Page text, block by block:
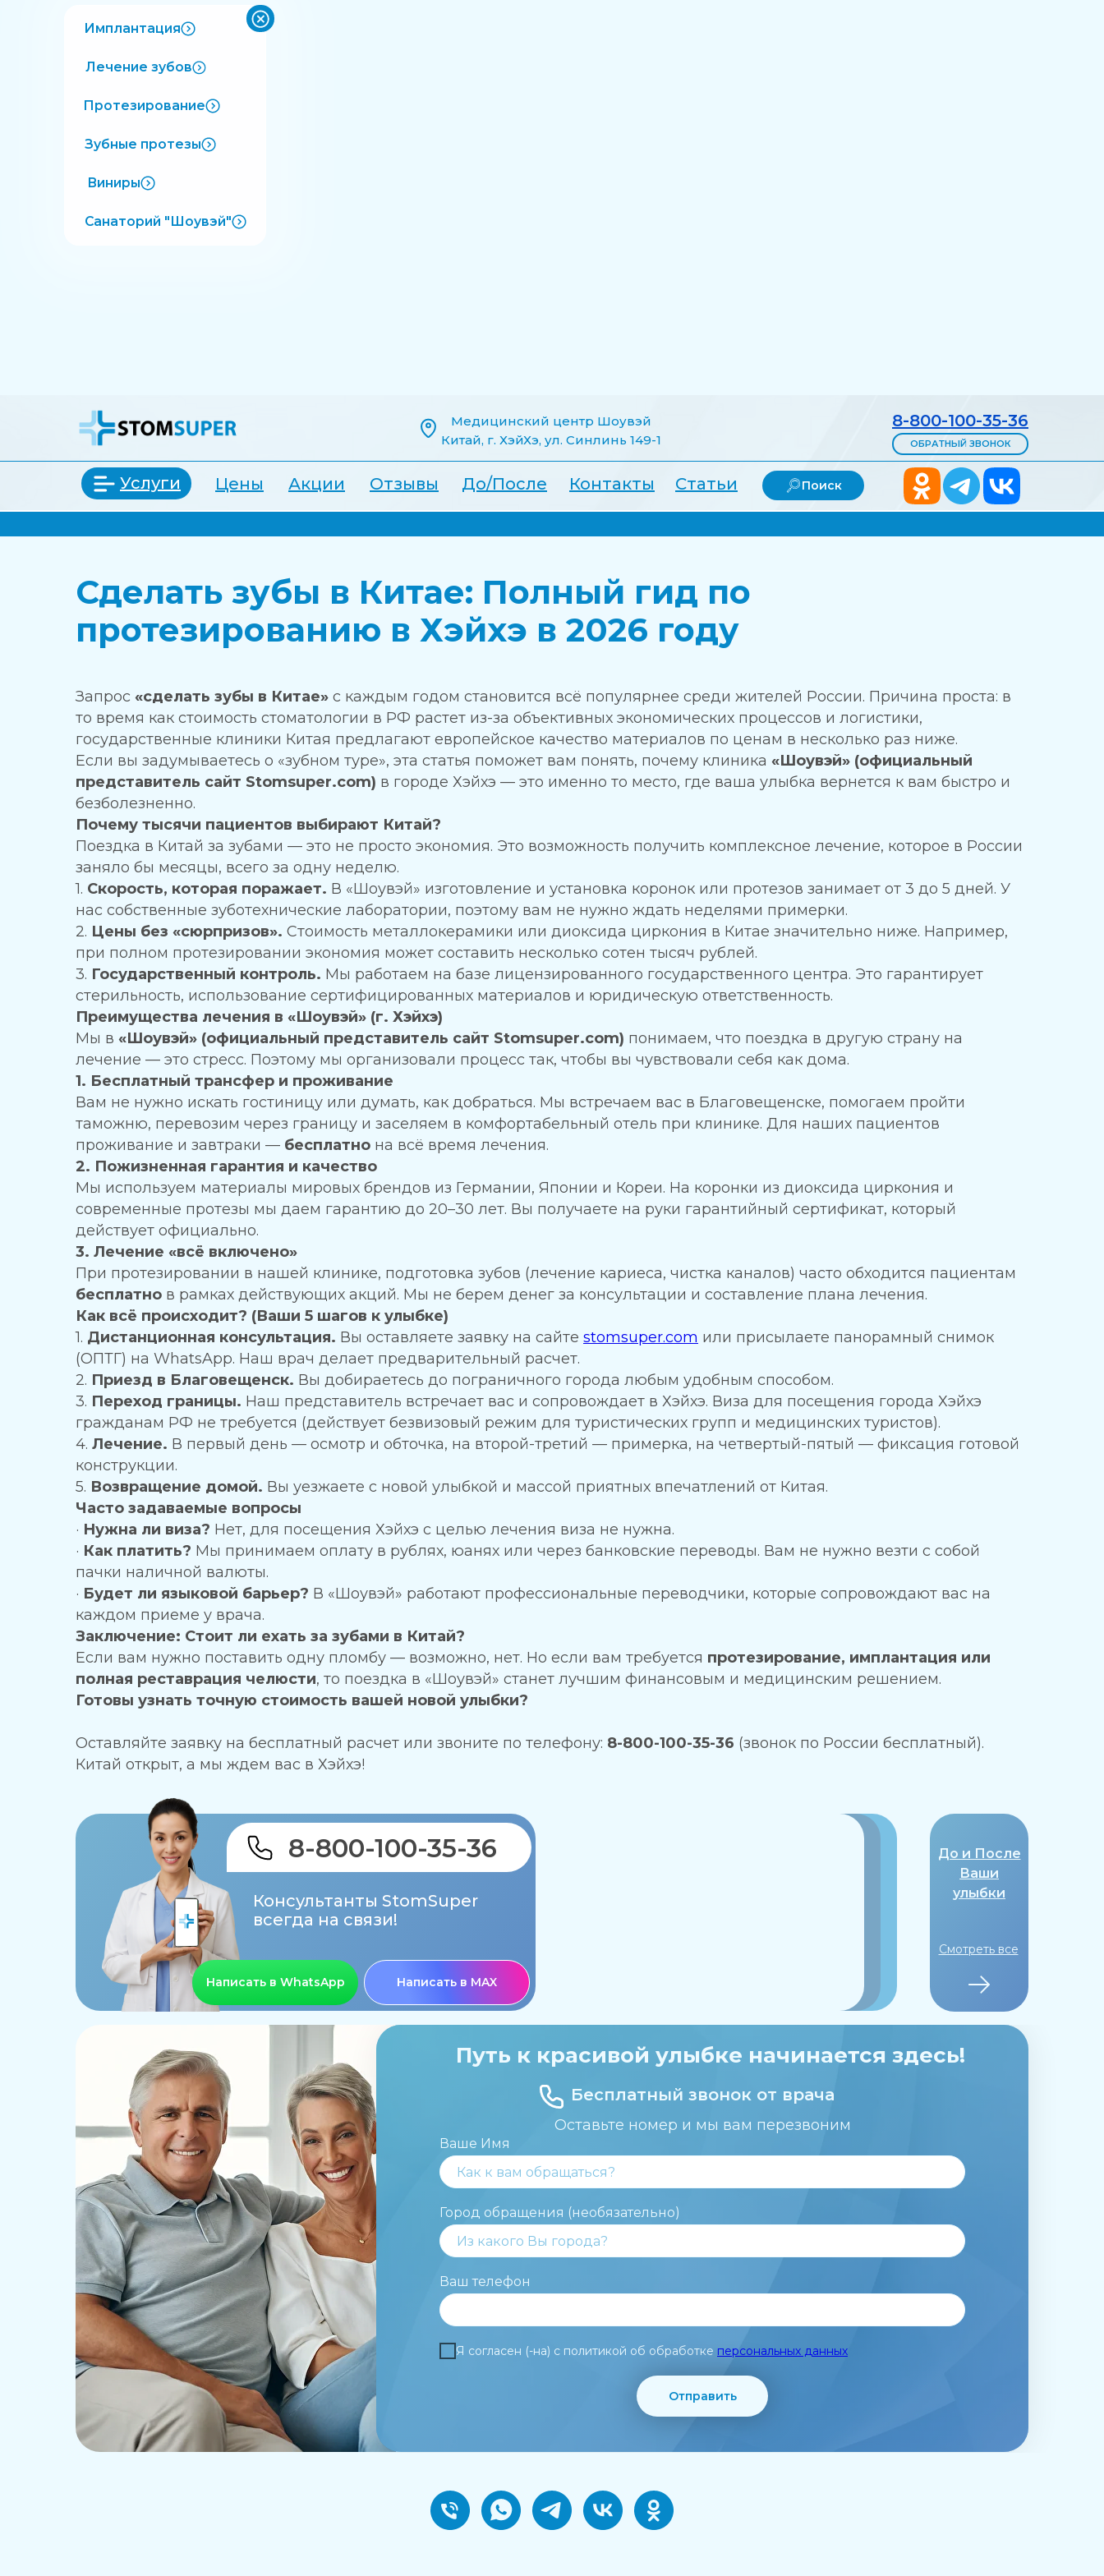
Лечение зубов
Имплантация
Медицинский центр Шоувэй
Китай, г. ХэйХэ, ул. Синлинь 149-1
8-800-100-35-36
ОБРАТНЫЙ ЗВОНОК
Поиск
Статьи
Контакты
До/После
Отзывы
Акции
Цены
Услуги
Сделать зубы в Китае: Полный гид по
протезированию в Хэйхэ в 2026 году
Запрос «сделать зубы в Китае» с каждым годом становится всё популярнее среди жителей России. Причина проста: в
то время как стоимость стоматологии в РФ растет из-за объективных экономических процессов и логистики,
государственные клиники Китая предлагают европейское качество материалов по ценам в несколько раз ниже.
Если вы задумываетесь о «зубном туре», эта статья поможет вам понять, почему клиника «Шоувэй» (официальный
представитель сайт Stomsuper.com) в городе Хэйхэ — это именно то место, где ваша улыбка вернется к вам быстро и
безболезненно.
Почему тысячи пациентов выбирают Китай?
Поездка в Китай за зубами — это не просто экономия. Это возможность получить комплексное лечение, которое в России
заняло бы месяцы, всего за одну неделю.
1. Скорость, которая поражает. В «Шоувэй» изготовление и установка коронок или протезов занимает от 3 до 5 дней. У
нас собственные зуботехнические лаборатории, поэтому вам не нужно ждать неделями примерки.
2. Цены без «сюрпризов». Стоимость металлокерамики или диоксида циркония в Китае значительно ниже. Например,
при полном протезировании экономия может составить несколько сотен тысяч рублей.
3. Государственный контроль. Мы работаем на базе лицензированного государственного центра. Это гарантирует
стерильность, использование сертифицированных материалов и юридическую ответственность.
Преимущества лечения в «Шоувэй» (г. Хэйхэ)
Мы в «Шоувэй» (официальный представитель сайт Stomsuper.com) понимаем, что поездка в другую страну на
лечение — это стресс. Поэтому мы организовали процесс так, чтобы вы чувствовали себя как дома.
1. Бесплатный трансфер и проживание
Вам не нужно искать гостиницу или думать, как добраться. Мы встречаем вас в Благовещенске, помогаем пройти
таможню, перевозим через границу и заселяем в комфортабельный отель при клинике. Для наших пациентов
проживание и завтраки — бесплатно на всё время лечения.
2. Пожизненная гарантия и качество
Мы используем материалы мировых брендов из Германии, Японии и Кореи. На коронки из диоксида циркония и
современные протезы мы даем гарантию до 20–30 лет. Вы получаете на руки гарантийный сертификат, который
действует официально.
3. Лечение «всё включено»
При протезировании в нашей клинике, подготовка зубов (лечение кариеса, чистка каналов) часто обходится пациентам
бесплатно в рамках действующих акций. Мы не берем денег за консультации и составление плана лечения.
Как всё происходит? (Ваши 5 шагов к улыбке)
1. Дистанционная консультация. Вы оставляете заявку на сайте stomsuper.com или присылаете панорамный снимок
(ОПТГ) на WhatsApp. Наш врач делает предварительный расчет.
2. Приезд в Благовещенск. Вы добираетесь до пограничного города любым удобным способом.
3. Переход границы. Наш представитель встречает вас и сопровождает в Хэйхэ. Виза для посещения города Хэйхэ
гражданам РФ не требуется (действует безвизовый режим для туристических групп и медицинских туристов).
4. Лечение. В первый день — осмотр и обточка, на второй-третий — примерка, на четвертый-пятый — фиксация готовой
конструкции.
5. Возвращение домой. Вы уезжаете с новой улыбкой и массой приятных впечатлений от Китая.
Часто задаваемые вопросы
· Нужна ли виза? Нет, для посещения Хэйхэ с целью лечения виза не нужна.
· Как платить? Мы принимаем оплату в рублях, юанях или через банковские переводы. Вам не нужно везти с собой
пачки наличной валюты.
· Будет ли языковой барьер? В «Шоувэй» работают профессиональные переводчики, которые сопровождают вас на
каждом приеме у врача.
Заключение: Стоит ли ехать за зубами в Китай?
Если вам нужно поставить одну пломбу — возможно, нет. Но если вам требуется протезирование, имплантация или
полная реставрация челюсти, то поездка в «Шоувэй» станет лучшим финансовым и медицинским решением.
Готовы узнать точную стоимость вашей новой улыбки?
Оставляйте заявку на бесплатный расчет или звоните по телефону: 8-800-100-35-36 (звонок по России бесплатный).
Китай открыт, а мы ждем вас в Хэйхэ!
Смотреть все
До и После
Ваши
улыбки
Написать в MAX
Написать в WhatsApp
Консультанты StomSuper
всегда на связи!
8-800-100-35-36
Ваше Имя
Город обращения (необязательно)
Ваш телефон
Я согласен (-на) с политикой об обработке персональных данных
Отправить
Оставьте номер и мы вам перезвоним
Бесплатный звонок от врача
Путь к красивой улыбке начинается здесь!